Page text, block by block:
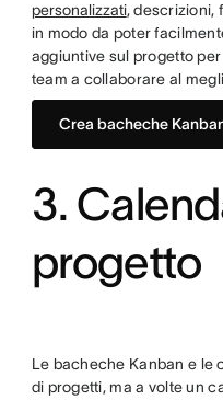
personalizzati, descrizioni,
in modo da poter
aggiuntive sul progetto
team a collaborare al
Crea bacheche
3.
progetto
Le bacheche Kanban e le
di progetti, ma a volte un